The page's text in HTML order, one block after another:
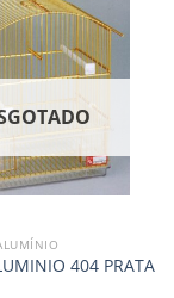
404 PRATA